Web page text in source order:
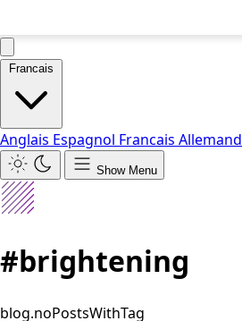
Francais
Anglais Espagnol Francais Allemand
Show Menu
#brightening
blog.noPostsWithTag